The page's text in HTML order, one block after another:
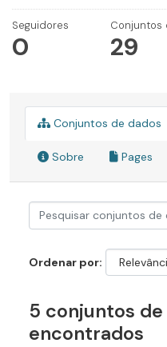
Seguidores
0
Conjuntos
29
Conjuntos de dados
Sobre Pages
Ordenar por
5 conjuntos
encontrados